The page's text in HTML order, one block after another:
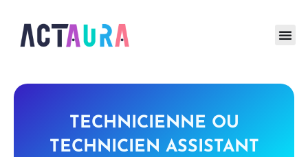
TECHNICIENNE OU
TECHNICIEN ASSISTANT